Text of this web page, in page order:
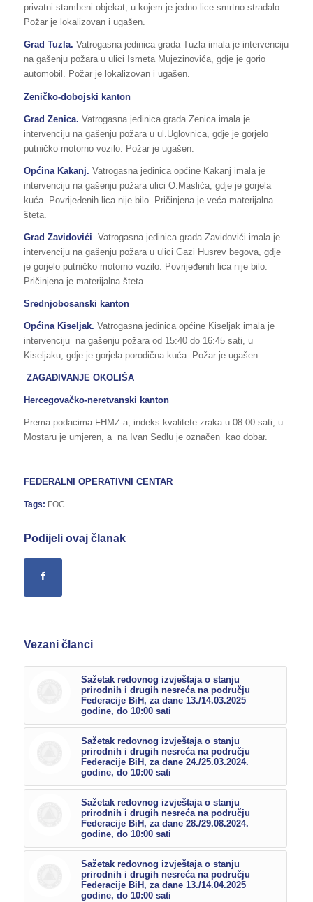
privatni stambeni objekat, u kojem je jedno lice smrtno stradalo.
Požar je lokalizovan i ugašen.
Grad Tuzla. Vatrogasna jedinica grada Tuzla imala je intervenciju
na gašenju požara u ulici Ismeta Mujezinovića, gdje je gorio
automobil. Požar je lokalizovan i ugašen.
Zeničko-dobojski kanton
Grad Zenica. Vatrogasna jedinica grada Zenica imala je
intervenciju na gašenju požara u ul.Uglovnica, gdje je gorjelo
putničko motorno vozilo. Požar je ugašen.
Općina Kakanj. Vatrogasna jedinica općine Kakanj imala je
intervenciju na gašenju požara ulici O.Maslića, gdje je gorjela
kuća. Povrijeđenih lica nije bilo. Pričinjena je veća materijalna
šteta.
Grad Zavidovići . Vatrogasna jedinica grada Zavidovići imala je
intervenciju na gašenju požara u ulici Gazi Husrev begova, gdje
je gorjelo putničko motorno vozilo. Povrijeđenih lica nije bilo.
Pričinjena je materijalna šteta.
Srednjobosanski kanton
Općina Kiseljak. Vatrogasna jedinica općine Kiseljak imala je
intervenciju na gašenju požara od 15:40 do 16:45 sati, u
Kiseljaku, gdje je gorjela porodična kuća. Požar je ugašen.
ZAGAĐIVANJE OKOLIŠA
Hercegovačko-neretvanski kanton
Prema podacima FHMZ-a, indeks kvalitete zraka u 08:00 sati, u
Mostaru je umjeren, a na Ivan Sedlu je označen kao dobar.
FEDERALNI OPERATIVNI CENTAR
Tags: FOC
Podijeli ovaj članak
Vezani članci
Sažetak redovnog izvještaja o stanju
prirodnih i drugih nesreća na području
Federacije BiH, za dane 13./14.03.2025
godine, do 10:00 sati
Sažetak redovnog izvještaja o stanju
prirodnih i drugih nesreća na području
Federacije BiH, za dane 24./25.03.2024.
godine, do 10:00 sati
Sažetak redovnog izvještaja o stanju
prirodnih i drugih nesreća na području
Federacije BiH, za dane 28./29.08.2024.
godine, do 10:00 sati
Sažetak redovnog izvještaja o stanju
prirodnih i drugih nesreća na području
Federacije BiH, za dane 13./14.04.2025
godine, do 10:00 sati